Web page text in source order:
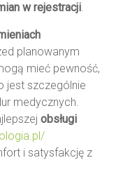
w rejestracji.
planowanym
mieć pewność,
jest szczególnie
medycznych.
obsługi
i satysfakcję z